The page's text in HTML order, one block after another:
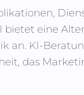
eine
an. KI-
das